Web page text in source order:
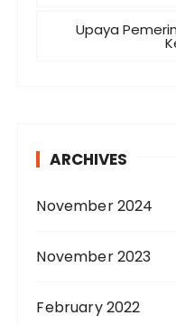
Upaya
ARCHIVES
November 2024
November 2023
February 2022